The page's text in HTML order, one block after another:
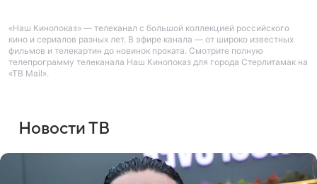
«Наш Кинопоказ» — телеканал с большой коллекцией российского
кино и сериалов разных лет. В эфире канала — от широко известных
фильмов и телекартин до новинок проката. Смотрите полную
телепрограмму телеканала Наш Кинопоказ для города Стерлитамак на
«ТВ Mail».
Новости ТВ